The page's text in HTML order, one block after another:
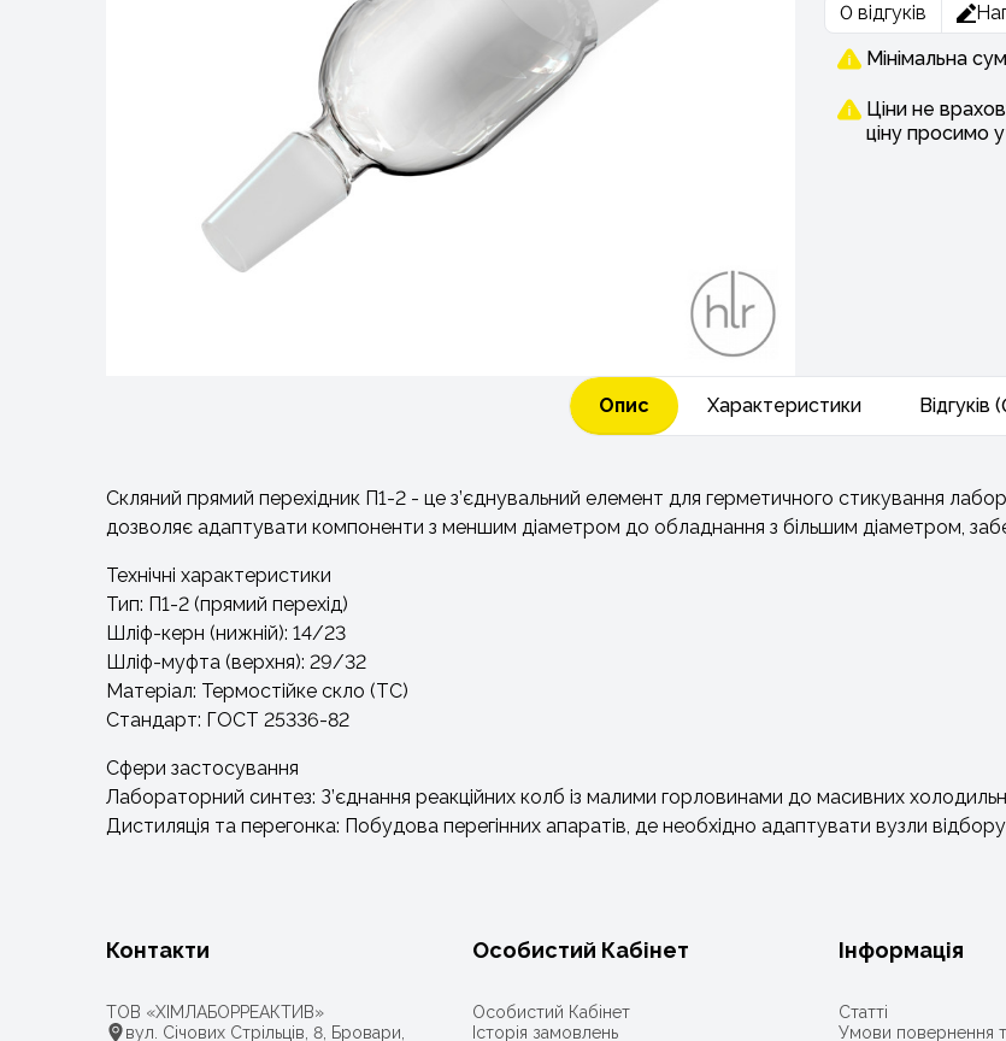
0 відгуків
Мінімальна
Ціни не
ціну просимо
Опис Характеристики Відгуків
Скляний прямий перехідник П1-2 - це з’єднувальний елемент для герметичного стикування
дозволяє адаптувати компоненти з меншим діаметром до обладнання з більшим діаметром,
Технічні характеристики
Тип: П1-2 (прямий перехід)
Шліф-керн (нижній): 14/23
Шліф-муфта (верхня): 29/32
Матеріал: Термостійке скло (ТС)
Стандарт: ГОСТ 25336-82
Сфери застосування
Лабораторний синтез: З’єднання реакційних колб із малими горловинами до масивних
Дистиляція та перегонка: Побудова перегінних апаратів, де необхідно адаптувати вузли
Контакти
ТОВ «ХІМЛАБОРРЕАКТИВ»
вул. Січових Стрільців, 8, Бровари,
Особистий Кабінет
Особистий Кабінет
Історія замовлень
Інформація
Статті
Умови повернення